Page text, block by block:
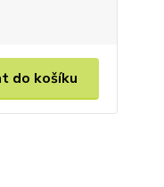
do košíku